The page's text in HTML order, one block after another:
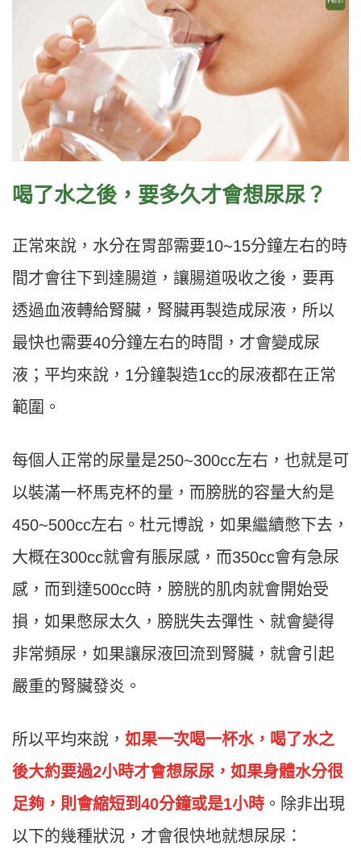
喝了水之後，要多久才會想尿尿？
正常來說，水分在胃部需要10~15分鐘左右的時
間才會往下到達腸道，讓腸道吸收之後，要再
透過血液轉給腎臟，腎臟再製造成尿液，所以
最快也需要40分鐘左右的時間，才會變成尿
液；平均來說，1分鐘製造1cc的尿液都在正常
範圍。
每個人正常的尿量是250~300cc左右，也就是可
以裝滿一杯馬克杯的量，而膀胱的容量大約是
450~500cc左右。杜元博說，如果繼續憋下去，
大概在300cc就會有脹尿感，而350cc會有急尿
感，而到達500cc時，膀胱的肌肉就會開始受
損，如果憋尿太久，膀胱失去彈性、就會變得
非常頻尿，如果讓尿液回流到腎臟，就會引起
嚴重的腎臟發炎。
所以平均來說， 如果一次喝一杯水，喝了水之
後大約要過2小時才會想尿尿，如果身體水分很
足夠，則會縮短到40分鐘或是1小時 。除非出現
以下的幾種狀況，才會很快地就想尿尿：